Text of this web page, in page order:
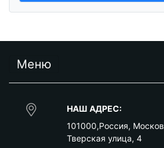
Меню
НАШ АДРЕС:
101000,Россия,
Тверская улица, 4